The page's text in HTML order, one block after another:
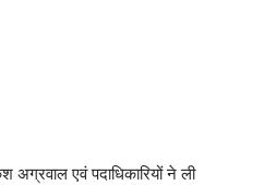
एवं पदाधिकारियों ने ली